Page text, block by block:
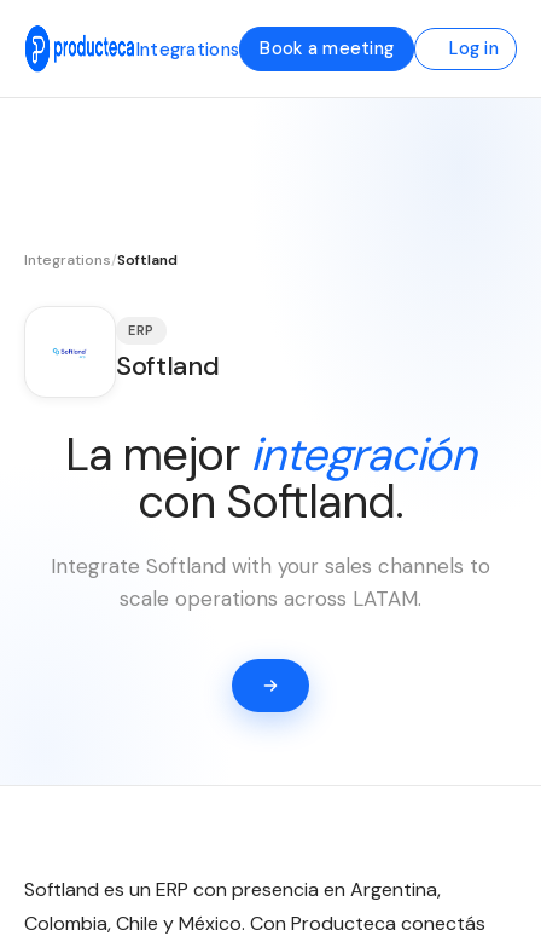
Integrations Book a meeting Log in
Integrations/Softland
ERP
Softland
La mejor integración
con Softland.
Integrate Softland with your sales channels to
scale operations across LATAM.
Softland es un ERP con presencia en Argentina,
Colombia, Chile y México. Con Producteca conectás